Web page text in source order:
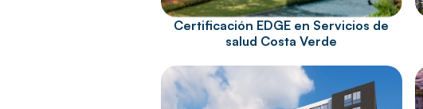
Certificación EDGE en Servicios de
salud Costa Verde